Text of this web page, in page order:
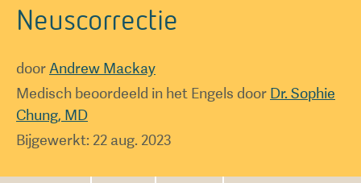
Neuscorrectie
door Andrew Mackay
Medisch beoordeeld in het Engels door Dr. Sophie
Chung, MD
Bijgewerkt: 22 aug. 2023